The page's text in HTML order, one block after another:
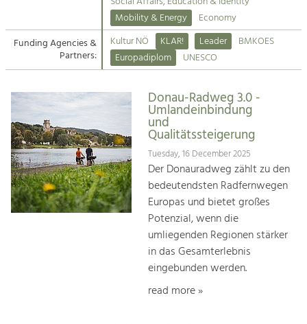
Suche
Impressum
Kontakt
Tourism
Offer Development and Positioning
Art & Culture
Crafts, Science and Research.
Social Affairs, Education
& Identity
Equality, Youth and Integration.
Climate Change, Public Transport and
Mobility & Energy
Economy
Funding Agencies &
Partners:
Kultur NÖ KLAR! Leader
BMKOES
Europadiplom
UNESCO
Donau-Radweg 3.0 -
Umlandeinbindung
und
Qualitätssteigerung
Tuesday, 16 December 2025
Der Donauradweg zählt zu den
bedeutendsten Radfernwegen
Europas und bietet großes
Potenzial, wenn die
umliegenden Regionen stärker
in das Gesamterlebnis
eingebunden werden.
read more »